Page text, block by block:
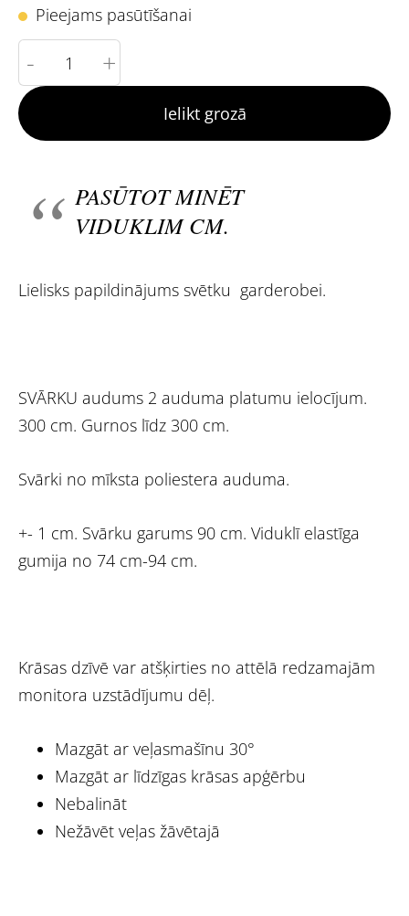
Pieejams pasūtīšanai
- +
Ielikt grozā
PASŪTOT MINĒT
VIDUKLIM CM.
Lielisks papildinājums svētku garderobei.
SVĀRKU audums 2 auduma platumu ielocījum.
300 cm. Gurnos līdz 300 cm.
Svārki no mīksta poliestera auduma.
+- 1 cm. Svārku garums 90 cm. Viduklī elastīga
gumija no 74 cm-94 cm.
Krāsas dzīvē var atšķirties no attēlā redzamajām
monitora uzstādījumu dēļ.
Mazgāt ar veļasmašīnu 30°
Mazgāt ar līdzīgas krāsas apģērbu
Nebalināt
Nežāvēt veļas žāvētajā